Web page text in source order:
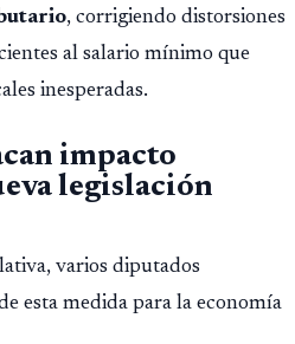
, corrigiendo distorsiones
al salario mínimo que
inesperadas.
impacto
legislación
varios diputados
esta medida para la economía